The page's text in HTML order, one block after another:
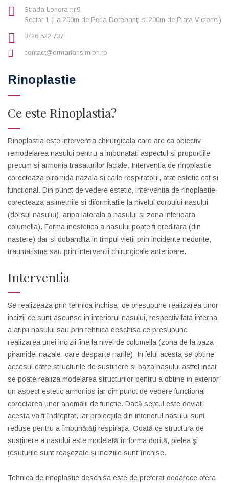
Strada Londra nr.9,
Sector 1 (La 200m de Perla Dorobanți si 200m de Piata Victoriei)
0726 522 737
contact@drmariansimion.ro
Rinoplastie
Ce este Rinoplastia?
Rinoplastia este interventia chirurgicala care are ca obiectiv
remodelarea nasului pentru a imbunatati aspectul si proportiile
precum si armonia trasaturilor faciale. Interventia de rinoplastie
corecteaza piramida nazala si caile respiratorii, atat estetic cat si
functional. Din punct de vedere estetic, interventia de rinoplastie
corecteaza asimetriile si diformitatile la nivelul corpului nasului
(dorsul nasului), aripa laterala a nasului si zona inferioara
columella). Forma inestetica a nasului poate fi ereditara (din
nastere) dar si dobandita in timpul vietii prin incidente nedorite,
traumatisme sau prin interventii chirurgicale anterioare.
Interventia
Se realizeaza prin tehnica inchisa, ce presupune realizarea unor
incizii ce sunt ascunse in interiorul nasului, respectiv fata interna
a aripii nasului sau prin tehnica deschisa ce presupune
realizarea unei incizii fine la nivel de columella (zona de la baza
piramidei nazale, care desparte narile). In felul acesta se obtine
accesul catre structurile de sustinere si baza nasului astfel incat
se poate realiza modelarea structurilor pentru a obtine in exterior
un aspect estetic armonios iar din punct de vedere functional
corectarea unor anomalii de functie. Dacă septul este deviat,
acesta va fi îndreptat, iar proiecţiile din interiorul nasului sunt
reduse pentru a îmbunătăţi respiraţia. Odată ce structura de
susţinere a nasului este modelată în forma dorită, pielea şi
ţesuturile sunt reaşezate şi inciziile sunt închise.
Tehnica de rinoplastie deschisa este de preferat deoarece ofera